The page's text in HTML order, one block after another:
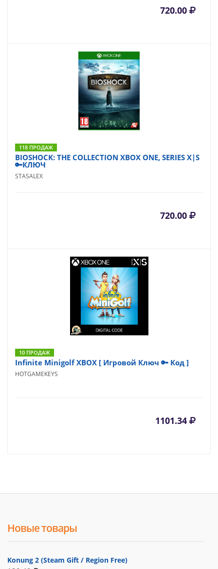
720.00
118 ПРОДАЖ
BIOSHOCK: THE COLLECTION XBOX ONE, SERIES X|S
🔑КЛЮЧ
STASALEX
720.00
10 ПРОДАЖ
Infinite Minigolf XBOX [ Игровой Ключ 🔑 Код ]
HOTGAMEKEYS
1101.34
Новые товары
Konung 2 (Steam Gift / Region Free)